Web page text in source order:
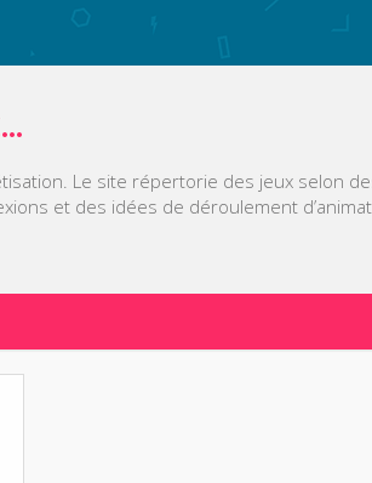
Le site répertorie des jeux selon
et des idées de déroulement